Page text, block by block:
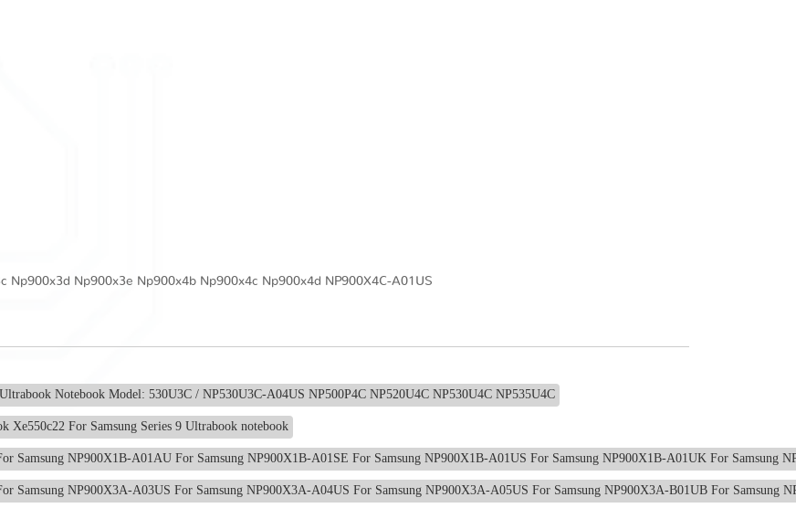
Np900x3d Np900x3e Np900x4b Np900x4c Np900x4d NP900X4C-A01US
Notebook Model: 530U3C / NP530U3C-A04US NP500P4C NP520U4C NP530U4C NP535U4C
Xe550c22 For Samsung Series 9 Ultrabook notebook
Samsung NP900X1B-A01AU For Samsung NP900X1B-A01SE For Samsung NP900X1B-A01US For Samsung NP900X1B-A01UK For Samsung
Samsung NP900X3A-A03US For Samsung NP900X3A-A04US For Samsung NP900X3A-A05US For Samsung NP900X3A-B01UB For Samsung